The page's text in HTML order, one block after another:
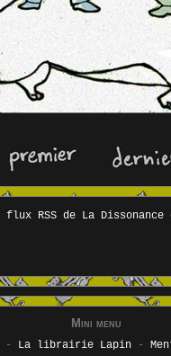
Mini menu
- La librairie Lapin-